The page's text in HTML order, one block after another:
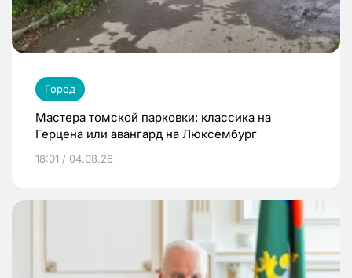
Город
Мастера томской парковки: классика на
Герцена или авангард на Люксембург
18:01 / 04.08.26